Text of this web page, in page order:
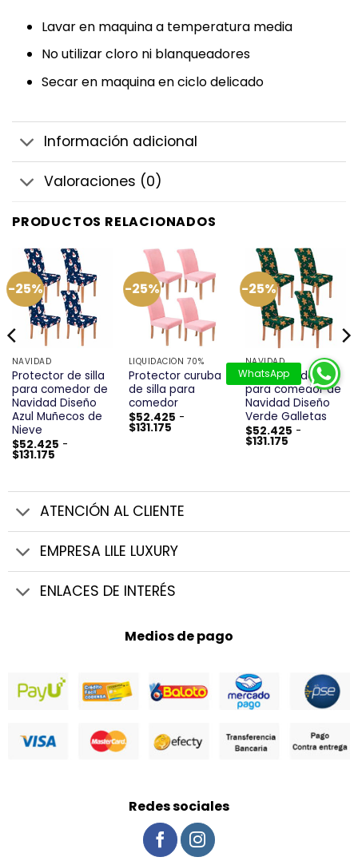
Lavar en maquina a temperatura media
No utilizar cloro ni blanqueadores
Secar en maquina en ciclo delicado
Información adicional
Valoraciones (0)
PRODUCTOS RELACIONADOS
-25%
NAVIDAD
Protector de silla
para comedor de
Navidad Diseño
Azul Muñecos de
Nieve
$52.425 -
$131.175Rango
$52.425
hasta
$131.175
-25%
LIQUIDACIÓN 70%
Protector curuba
de silla para
comedor
$52.425 -
$131.175Rango
$131.175
-25%
NAVIDAD
Protector de silla
para comedor de
Navidad Diseño
Verde Galletas
$52.425 -
$131.175Rango
hasta
ATENCIÓN AL CLIENTE
EMPRESA LILE LUXURY
ENLACES DE INTERÉS
Medios de pago
Redes sociales